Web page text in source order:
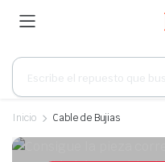
Búsqueda
productos
Inicio Cable de Bujias